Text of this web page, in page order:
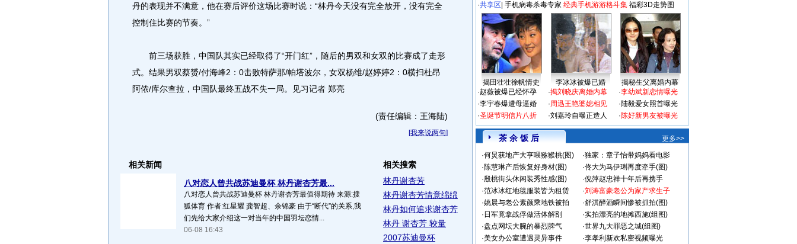
丹的表现并不满意，他在赛后评价这场比赛时说：“林丹今天没有完全放开，没有完全
控制住比赛的节奏。”
前三场获胜，中国队其实已经取得了“开门红”，随后的男双和女双的比赛成了走形
式。结果男双蔡赟/付海峰2：0击败特萨那/帕塔波尔，女双杨维/赵婷婷2：0横扫杜昂
阿侬/库尔查拉，中国队最终五战不失一局。见习记者 郑亮
(责任编辑：王海陆)
[我来说两句]
相关新闻
八对恋人曾共战苏迪曼杯 林丹谢杏芳最...
八对恋人曾共战苏迪曼杯 林丹谢杏芳最值得期待 来源:搜
狐体育 作者:红星耀 龚智超、余锦豪 由于“断代”的关系,我
们先给大家介绍这一对当年的中国羽坛恋情...
06-08 16:43
相关搜索
林丹谢杏芳
林丹谢杏芳情意绵绵
林丹如何追求谢杏芳
林丹 谢杏芳 较量
2007苏迪曼杯
·共享区 手机病毒杀毒专家 经典手机游游格斗集 福彩3D走势图
揭田壮壮徐帆情史 李冰冰被爆已婚
揭秘生父离婚内幕
·赵薇被爆已经怀孕
·李宇春爆遭母逼婚
·圣诞节明信片八折
·揭刘晓庆离婚内幕
·周迅王艳婆媳相见
·刘嘉玲自曝正造人
·李幼斌新恋情曝光
·陆毅爱女照首曝光
·陈好新男友被曝光
茶 余 饭 后
更多>>
·何炅获地产大亨喂猕猴桃(图) ·独家：章子怡带妈妈看电影
·陈慧琳产后恢复好身材(图) ·佟大为马伊琍再度牵手(图)
·殷桃街头休闲装秀性感(图) ·倪萍赵忠祥十年后再携手
·范冰冰红地毯服装皆为租赁 ·刘涛富豪老公为家产求生子
·姚晨与老公素颜乘地铁被拍 ·舒淇醉酒瞬间惨被抓拍(图)
· 日军竟拿战俘做活体解剖 ·实拍漂亮的地摊西施(组图)
·盘点网坛大腕的暴烈脾气 ·世界九大罪恶之城(组图)
·美女办公室遭遇灵异事件 ·李孝利新欢私密视频曝光